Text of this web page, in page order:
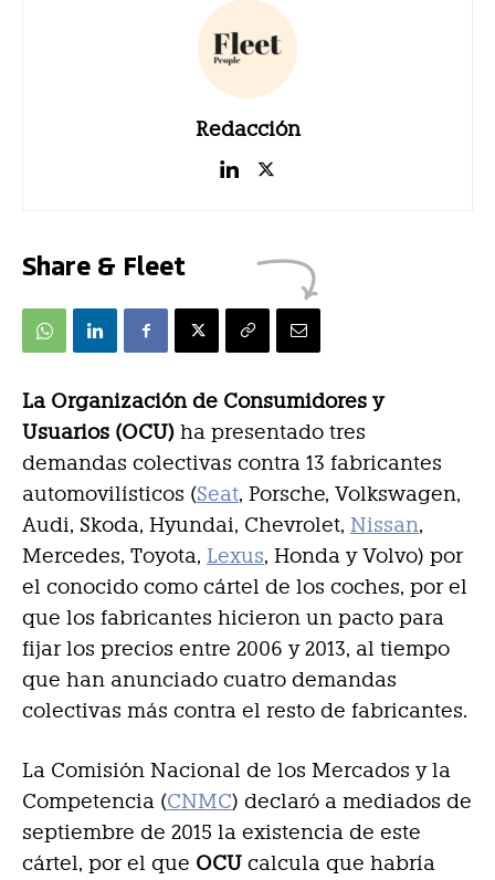
Redacción
Share & Fleet
La Organización de Consumidores y
Usuarios (OCU) ha presentado tres
demandas colectivas contra 13 fabricantes
automovilísticos (Seat, Porsche, Volkswagen,
Audi, Skoda, Hyundai, Chevrolet, Nissan,
Mercedes, Toyota, Lexus, Honda y Volvo) por
el conocido como cártel de los coches, por el
que los fabricantes hicieron un pacto para
fijar los precios entre 2006 y 2013, al tiempo
que han anunciado cuatro demandas
colectivas más contra el resto de fabricantes.
La Comisión Nacional de los Mercados y la
Competencia (CNMC) declaró a mediados de
septiembre de 2015 la existencia de este
cártel, por el que OCU calcula que habría